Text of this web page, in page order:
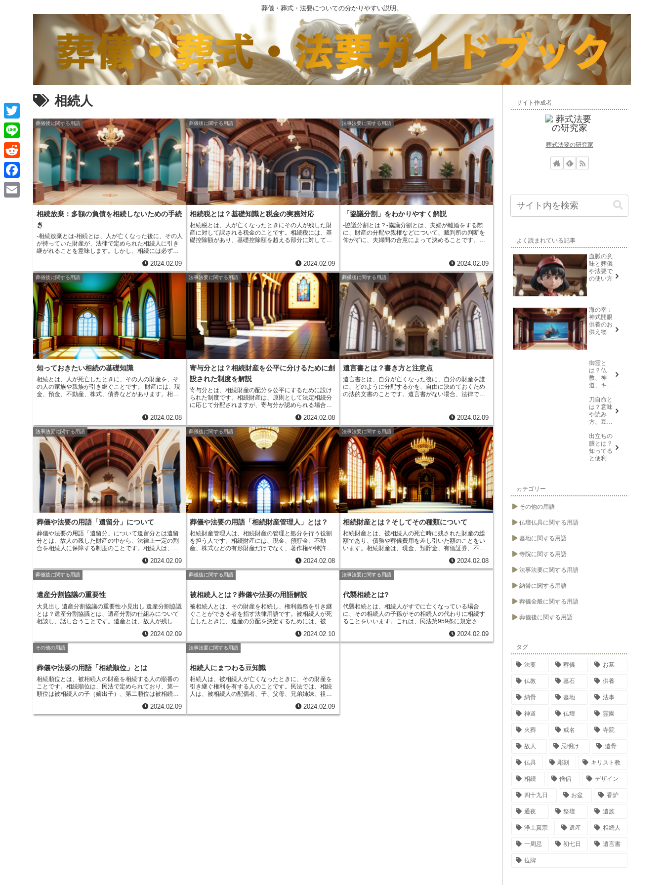
葬儀・葬式・法要についての分かりやすい説明。
相続人
葬儀後に関する用語
相続放棄：多額の負債を相続しないための手続
き
-相続放棄とは-相続とは、人が亡くなった後に、その人
が持っていた財産が、法律で定められた相続人に引き
継がれることを意味します。しかし、相続には必ずし
やその他の債務などのマイナスの財産もある場合があ
ります。そのような場合、相続人は、プラスの財産よ
りもマイナスの財産の方が多ければ、相続を放棄する
ことができます。これが相続放棄です。相続放棄をす
ることで、マイナスの財産を相続せずに済み、借金な
どの債務を負う必要がなくなります。
2024.02.09
葬儀後に関する用語
相続税とは？基礎知識と税金の実務対応
相続税とは、人が亡くなったときにその人が残した財
産に対して課される税金のことです。相続税には、基
礎控除額があり、基礎控除額を超える部分に対して税
ではなく、遺産から基礎控除額を引いた額に対して課
せられます。基礎控除額を超える部分に対して、40％
または50％の税率が課せられます。相続税の基本的な
考え方としては、残された財産をできる限り平等に分
配することです。そのため、相続税は、残された財産
が多い人ほど税金が高くなります。相続税の税率は、
40%または50%です。また、相続税には、配偶者控除
や障害者控除、未成年者控除などのさまざまな控除制
度があります。
2024.02.09
法事法要に関する用語
「協議分割」をわかりやすく解説
-協議分割とは？-協議分割とは、夫婦が離婚をする際
に、財産の分配や親権などについて、裁判所の判断を
仰がずに、夫婦間の合意によって決めることです。 協
また、協議分割では、夫婦が話し合いによっ
て離婚の条件を決めるため、裁判所の離婚よりも夫婦
間の関係を悪くせずに離婚することができます。協議
分割を行うためには、夫婦が離婚の条件について合意
する必要があります。協議分割の条件は、夫婦の財産
の分配、親権、養育費、慰謝料などについて決めるこ
とができます。協議分割の条件について合意したら、
離婚届に協議分割の条件を記載して、市区町村役場に
提出します。離婚届が受理されると、協議分割が成立
します。協議分割は、裁判所の判断を仰がずに、夫婦
間の合意によって離婚することができるため、裁判所
の離婚よりも費用や時間がかからずに、離婚すること
ができます。また、協議分割では、夫婦が話し合いに
よって離婚の条件を決めるため、裁判所の離婚よりも
夫婦間の関係を悪くせずに離婚することができます。
2024.02.09
葬儀後に関する用語
知っておきたい相続の基礎知識
相続とは、人が死亡したときに、その人の財産を、そ
の人の家族や親族が引き継ぐことです。
財産には、現
金、預金、不動産、株式、債券などがあります。相続
相続の方法には、遺言による相続と法定相続がありま
す。遺言による相続とは、被相続人が遺言書を作成し
て、その中に相続人を指定し、財産の分け方を決めて
おくことです。法定相続とは、被相続人が遺言書を作
成せずに死亡した場合に、法律で定められた相続人が
相続することです。法定相続人は、被相続人の配偶
者、子供、父母、兄弟姉妹などです。相続税は、相続
財産の総額が一定の金額を超えると課される税金で
す。相続税の税率は、相続財産の総額に応じて、10％
から55％までです。相続税を節税するためには、生前
に財産を贈与したり、生命保険に加入したりすること
が有効です。
2024.02.08
法事法要に関する用語
寄与分とは？相続財産を公平に分けるために創
設された制度を解説
寄与分とは、相続財産の配分を公平にするために設け
られた制度です。相続財産は、原則として法定相続分
に応じて分配されますが、寄与分が認められる場合に
寄与分とは、被相続人の財産形成に貢献した相続人の
貢献度のことです。寄与分が認められる場合として、
被相続人の事業を継承した相続人、被相続人の面倒を
看た相続人、被相続人の財産形成に資金を提供した相
続人などが挙げられます。寄与分の算定方法は、寄与
度に応じて算定されるのが一般的です。寄与度は、寄
与の程度、寄与の期間、寄与の成果などに応じて算定
されます。寄与分が認められると、寄与分を考慮して
相続財産の分配が行われます。寄与分を考慮した相続
財産の配分方法は、寄与分を遺産総額に加えた額を法
定相続分に応じて分配する方法や、寄与分を法定相続
分に加えた額を遺産総額で除して算出した割合に応じ
て分配する方法などがあります。
2024.02.08
葬儀後に関する用語
遺言書とは？書き方と注意点
遺言書とは、 自分が亡くなった後に、自分の財産を誰
に、どのように分配するかを、自由に決めておくため
の法的文書のことです。遺言書がない場合、法律で定
です。これは、遺言者が自
分で全文を書き、署名して押印した遺言書のことで
す。また、公正証書遺言もあります。これは、公証人
に依頼して作成する遺言書のことです。公正証書遺言
は、自筆証書遺言よりも法的効力が強く、偽造や変造
される心配がありません。遺言書を作成する際には、
いくつか注意すべき点があります。まず、遺言書は、
遺言者が自分の意思で作成する必要があります。誰か
に強制されたり、脅されたりして作成した遺言書は、
無効になります。また、遺言書は、遺言者が理解でき
る言語で作成する必要があります。外国語で作成した
遺言書は、無効になります。さらに、遺言書は、遺言
者が署名して押印する必要があります。署名や押印が
ない遺言書は、無効になります。
2024.02.09
法事法要に関する用語
葬儀や法要の用語「遺留分」について
葬儀や法要の用語「遺留分」について遺留分とは遺留
分とは、故人の残した財産の中から、法律上一定の割
合を相続人に保障する制度のことです。相続人は、遺
きます。遺留分の割合は、相続人の数によって異なり
ます。一人っ子の場合、遺産の半分が遺留分となりま
す。二人以上の場合、遺産の3分の1が遺留分となりま
請求することができます。
2024.02.09
葬儀後に関する用語
葬儀や法要の用語「相続財産管理人」とは？
相続財産管理人は、相続財産の管理と処分を行う役割
を担う人です。相続財産には、現金、預貯金、不動
産、株式などの有形財産だけでなく、著作権や特許権
れらの財産を適切に管理し、相続人全員に公平に分け
る必要があります。相続財産管理人は、相続人が遺産
分割協議で合意できなかった場合や、相続人が未成年
されます。相続財産管理人は、裁判所が選任するか、
相続人全員の合意で選任することができます。相続財
産管理人は、相続財産を管理し、処分する権限を有し
ます。また、相続財産管理人は、相続人全員に相続財
産の状況を報告する義務を負います。相続財産管理人
は、相続財産を適切に管理し、処分するために、様々
な業務を行います。例えば、相続財産の目録を作成し
たり、相続財産の評価を行ったり、相続財産を売却し
たり、相続財産を賃貸したり、相続財産から生じる収
続人全員の合意を得て、相続財産を分割することもで
行う重要な役割を担っています。相続財産管理人が適
切に職務を遂行することで、相続財産が適切に管理さ
れ、相続人全員に公平に分けることができます。
2024.02.08
法事法要に関する用語
相続財産とは？そしてその種類について
相続財産とは、被相続人の死亡時に残された財産の総
額であり、債務や葬儀費用を差し引いた額のことをい
います。相続財産は、現金、預貯金、有価証券、不動
相続人が相続を放棄した場合や、相続財産の
額が債務の額よりも少ない場合は、相続財産はありま
せん。相続財産の範囲は、
発生した財産は、相続財産には含まれません。また、
相続財産には、
れません。相続財産は、相続人全員で共有する財産
なります。相続人は、相続財産の分割協議を行うこと
で、各自が相続する財産を決定します。相続財産の分
割協議は、相続人全員の合意が必要です。
2024.02.08
葬儀後に関する用語
遺産分割協議の重要性
大見出し 遺産分割協議の重要性小見出し 遺産分割協議
とは？ 遺産分割協議とは、遺産分割の仕組みについて
相談し、話し合うことです。遺産とは、故人が残した
に、どのくらいの割合で分けるかを話し合うもので
す。遺産分割協議は、故人が遺言を残していなけれ
ば、相続人全員で話し合って遺産分割をすることにな
遺産分割協議に参加する必要があります。また、遺産
分割協議は、相続人全員が同意して行う必要がありま
す。遺産分割協議がまとまらない場合は、裁判所が遺
産分割を決定することになります。
2024.02.09
葬儀後に関する用語
被相続人とは？葬儀や法要の用語解説
被相続人とは、その財産を相続し、権利義務を引き継
ぐことができる者を指す法律用語です。被相続人が死
亡したときに、遺産の分配を決定するためには、被相
人の範囲は法律で定められており、第一順位は配偶
者、第二順位は子供、第三順位は父母、第四順位は兄
弟姉妹となっています。
されるケースもあります。被相続人を特定する際に
は、死亡診断書や戸籍謄本など、被相続人の身分を証
明する書類を収集する必要があります。また、被相続
人の財産を調査して、遺産目録を作成することも大切
です。遺産目録には、現金や預貯金、不動産、株式な
どの有価証券、動産など、被相続人の所有するすべて
の財産を記載します。遺産目録は、相続税の申告や、
遺産分割協議を行う際に必要となる書類です。
2024.02.10
法事法要に関する用語
代襲相続とは?
代襲相続とは、相続人がすでに亡くなっている場合
に、その相続人の子孫がその相続人の代わりに相続す
ること をいいます。これは、民法第959条に規定され
人の子孫が、亡くなった相続人の親族として相続する
ことになります。代襲相続は、相続人の死亡、行方不
2024.02.09
その他の用語
葬儀や法要の用語「相続順位」とは
相続順位 とは、被相続人の財産を相続する人の順番の
ことです。相続順位は、民法で定められており、第一
順位は被相続人の子（嫡出子）、第二順位は被相続人
被相続人の祖父母、第五順位は被相続人の曾祖父母と
なっています。相続順位は、被相続人の死亡時に確定
2024.02.09
法事法要に関する用語
相続人にまつわる豆知識
相続人は、被相続人が亡くなったときに、その財産を
引き継ぐ権利を有する人のことです。
民法では、相続
人は、被相続人の配偶者、子、父母、兄弟姉妹、祖父
は、被相続人との血縁関係の近さによって順位が決ま
っており、順位が高い方が、相続する財産の割合が多
2024.02.09
サイト作成者
葬式法要の研究家
よく読まれている記事
血脈の意
味と葬儀
や法要で
の使い方
海の幸：
神式開眼
供養のお
供え物
御霊と
は？仏
教、神
道、キリ
れぞれの
意味を解
説
刀自命と
は？意味
や読み
方、豆知
出立ちの
膳とは？
知ってる
と便利な
カテゴリー
その他の用語
仏壇仏具に関する用語
墓地に関する用語
寺院に関する用語
法事法要に関する用語
納骨に関する用語
葬儀全般に関する用語
葬儀後に関する用語
タグ
法要 葬儀 お墓
仏教 墓石 供養
納骨 墓地 法事
神道 仏壇 霊園
火葬 戒名 寺院
故人 忌明け 遺骨
仏具 彫刻 キリスト教
相続 僧侶 デザイン
四十九日 お盆 香炉
通夜 祭壇 遺族
浄土真宗 遺産 相続人
一周忌 初七日 遺言書
位牌
T
w
i
t
L
i
n
e
R
e
d
F